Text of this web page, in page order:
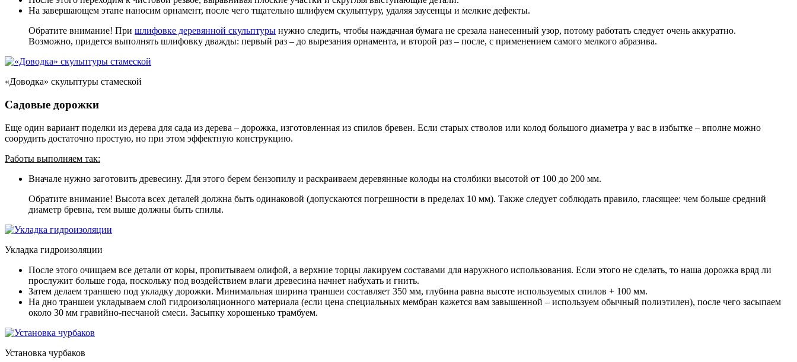
На завершающем этапе наносим орнамент, после чего тщательно шлифуем скульптуру, удаляя заусенцы и мелкие дефекты.
Обратите внимание! При шлифовке деревянной скульптуры нужно следить, чтобы наждачная бумага не срезала нанесенный узор, потому работать следует очень аккуратно.
Возможно, придется выполнять шлифовку дважды: первый раз – до вырезания орнамента, и второй раз – после, с применением самого мелкого абразива.
«Доводка» скульптуры стамеской
Садовые дорожки
Еще один вариант поделки из дерева для сада из дерева – дорожка, изготовленная из спилов бревен. Если старых стволов или колод большого диаметра у вас в избытке – вполне можно
соорудить достаточно простую, но при этом эффектную конструкцию.
Работы выполняем так:
Вначале нужно заготовить древесину. Для этого берем бензопилу и раскраиваем деревянные колоды на столбики высотой от 100 до 200 мм.
Обратите внимание! Высота всех деталей должна быть одинаковой (допускаются погрешности в пределах 10 мм). Также следует соблюдать правило, гласящее: чем больше средний
диаметр бревна, тем выше должны быть спилы.
Укладка гидроизоляции
После этого очищаем все детали от коры, пропитываем олифой, а верхние торцы лакируем составами для наружного использования. Если этого не сделать, то наша дорожка вряд ли
прослужит больше года, поскольку под воздействием влаги древесина начнет набухать и гнить.
Затем делаем траншею под укладку дорожки. Минимальная ширина траншеи составляет 350 мм, глубина равна высоте используемых спилов + 100 мм.
На дно траншеи укладываем слой гидроизоляционного материала (если цена специальных мембран кажется вам завышенной – используем обычный полиэтилен), после чего засыпаем
около 30 мм гравийно-песчаной смеси. Засыпку хорошенько трамбуем.
Установка чурбаков